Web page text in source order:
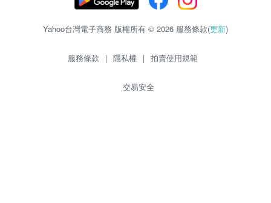
Yahoo台灣電子商務 版權所有 © 2026 服務條款(更新)
服務條款 | 隱私權 | 拍賣使用規範
交易安全